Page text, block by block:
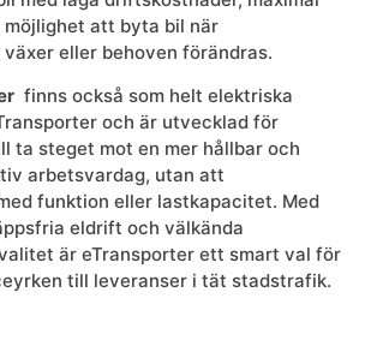
att byta bil när
eller behoven förändras.
finns också som helt elektriska
och är utvecklad för
ta steget mot en mer hållbar och
arbetsvardag, utan att
funktion eller lastkapacitet. Med
eldrift och välkända
är eTransporter ett smart val för
till leveranser i tät stadstrafik.